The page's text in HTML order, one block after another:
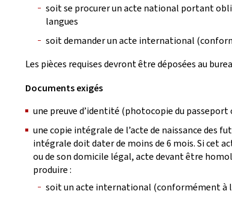
soit se procurer un acte national portant
langues
soit demander un acte international
Les pièces requises devront être déposées au
Documents exigés
une preuve d’identité (photocopie du passeport
une copie intégrale de l’acte de naissance des
intégrale doit dater de moins de 6 mois. Si cet
ou de son domicile légal, acte devant être
produire :
soit un acte international (conformément à